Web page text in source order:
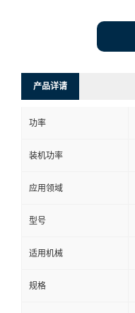
产品详请
功率
装机功率
应用领域
型号
适用机械
规格